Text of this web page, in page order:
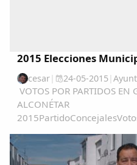
2015 Elecciones
cesar| 24-05-2015|
VOTOS POR PARTIDOS EN
ALCONÉTAR
%PSOE562239.57